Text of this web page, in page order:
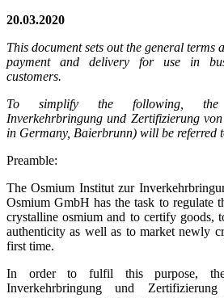
20.03.2020
This document sets out the general terms
payment and delivery for use in
customers.
To simplify the following, the
Inverkehrbringung und Zertifizierung
in Germany, Baierbrunn) will be referred
Preamble:
The Osmium Institut zur
Osmium GmbH has the task to regulate
crystalline osmium and to certify goods,
authenticity as well as to market newly
first time.
In order to fulfil this purpose,
Inverkehrbringung und